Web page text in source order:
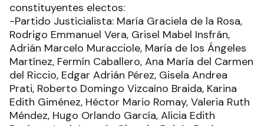
constituyentes electos:
-Partido Justicialista: María Graciela de la Rosa,
Rodrigo Emmanuel Vera, Grisel Mabel Insfrán,
Adrián Marcelo Muracciole, María de los Ángeles
Martínez, Fermín Caballero, Ana María del Carmen
del Riccio, Edgar Adrián Pérez, Gisela Andrea
Prati, Roberto Domingo Vizcaíno Braida, Karina
Edith Giménez, Héctor Mario Romay, Valeria Ruth
Méndez, Hugo Orlando García, Alicia Edith